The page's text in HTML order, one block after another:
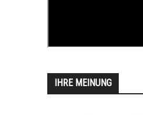
IHRE MEINUNG